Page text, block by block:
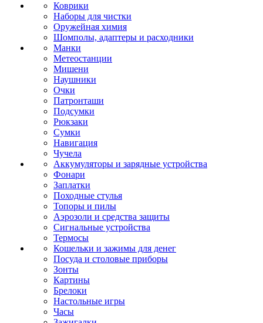
Коврики
Наборы для чистки
Оружейная химия
Шомполы, адаптеры и расходники
Манки
Метеостанции
Мишени
Наушники
Очки
Патронташи
Подсумки
Рюкзаки
Сумки
Навигация
Чучела
Аккумуляторы и зарядные устройства
Фонари
Заплатки
Походные стулья
Топоры и пилы
Аэрозоли и средства защиты
Сигнальные устройства
Термосы
Кошельки и зажимы для денег
Посуда и столовые приборы
Зонты
Картины
Брелоки
Настольные игры
Часы